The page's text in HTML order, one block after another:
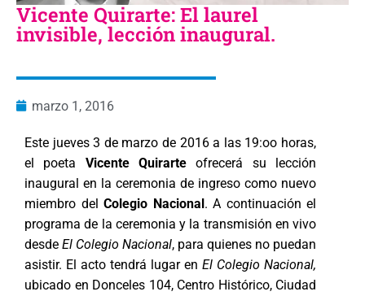
Vicente Quirarte: El laurel
invisible, lección inaugural.
marzo 1, 2016
Este jueves 3 de marzo de 2016 a las 19:oo horas,
el poeta Vicente Quirarte ofrecerá su lección
inaugural en la ceremonia de ingreso como nuevo
miembro del Colegio Nacional. A continuación el
programa de la ceremonia y la transmisión en vivo
desde El Colegio Nacional, para quienes no puedan
asistir. El acto tendrá lugar en El Colegio Nacional,
ubicado en Donceles 104, Centro Histórico, Ciudad